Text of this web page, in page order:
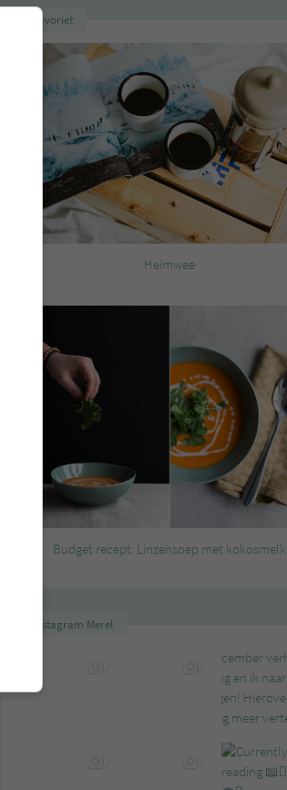
Favoriet
Heimwee
Budget recept: Linzensoep met kokosmelk
Instagram Merel